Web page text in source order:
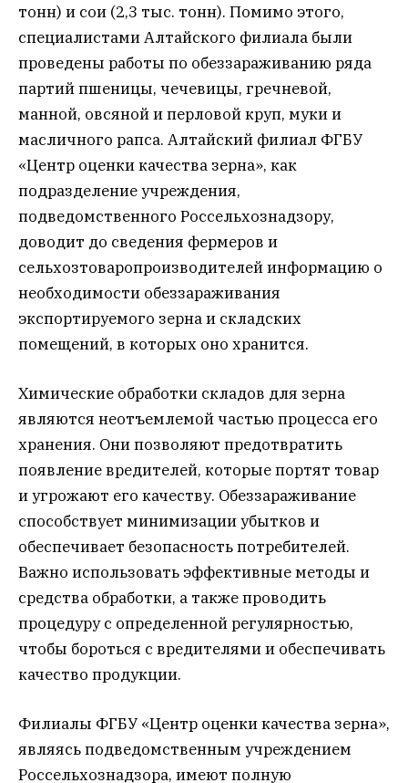
тонн) и сои (2,3 тыс. тонн). Помимо этого,
специалистами Алтайского филиала были
проведены работы по обеззараживанию ряда
партий пшеницы, чечевицы, гречневой,
манной, овсяной и перловой круп, муки и
масличного рапса. Алтайский филиал ФГБУ
«Центр оценки качества зерна», как
подразделение учреждения,
подведомственного Россельхознадзору,
доводит до сведения фермеров и
сельхозтоваропроизводителей информацию о
необходимости обеззараживания
экспортируемого зерна и складских
помещений, в которых оно хранится.
Химические обработки складов для зерна
являются неотъемлемой частью процесса его
хранения. Они позволяют предотвратить
появление вредителей, которые портят товар
и угрожают его качеству. Обеззараживание
способствует минимизации убытков и
обеспечивает безопасность потребителей.
Важно использовать эффективные методы и
средства обработки, а также проводить
процедуру с определенной регулярностью,
чтобы бороться с вредителями и обеспечивать
качество продукции.
Филиалы ФГБУ «Центр оценки качества зерна»,
являясь подведомственным учреждением
Россельхознадзора, имеют полную